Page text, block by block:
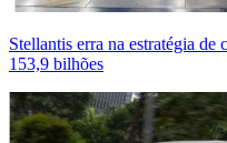
Stellantis erra na estratégia
153,9 bilhões